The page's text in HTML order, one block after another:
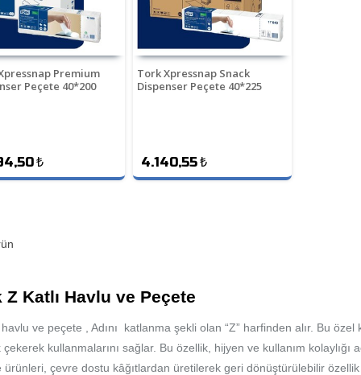
Premium
Peçete 40*200
₺
Tork Xpressnap Snack
Dispenser Peçete 40*225
4.140,55₺
Z Katlı Havlu ve Peçete
havlu ve peçete , Adını katlanma şekli olan “Z” harfinden alır. Bu
kullanmalarını sağlar. Bu özellik, hijyen ve kullanım kolaylığı
ürünleri, çevre dostu kâğıtlardan üretilerek geri dönüştürülebilir